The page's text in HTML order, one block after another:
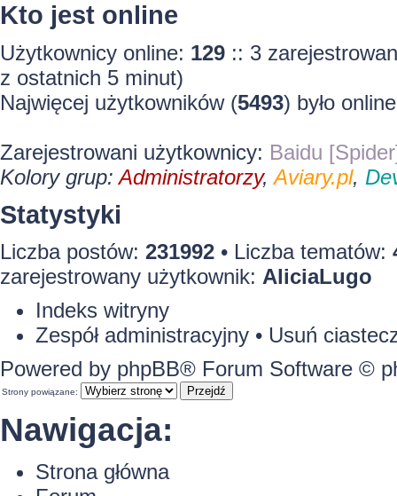
Kto jest online
Użytkownicy online: 129 :: 3
z ostatnich 5 minut)
Najwięcej użytkowników (5493) było
Zarejestrowani użytkownicy: Baidu
Kolory grup:Administratorzy,Aviary.pl,
Statystyki
Liczba postów: 231992 • Liczba tematów:
zarejestrowany użytkownik: AliciaLugo
Indeks witryny
Zespół administracyjny • Usuń
Powered by phpBB® Forum Software ©
Strony powiązane:
Nawigacja:
Strona główna